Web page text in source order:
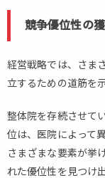
競争優位性の
経営戦略では、さま
立するための道筋を
整体院を存続させて
位は、医院によって
さまざまな要素が挙
れた優位性を見つけ